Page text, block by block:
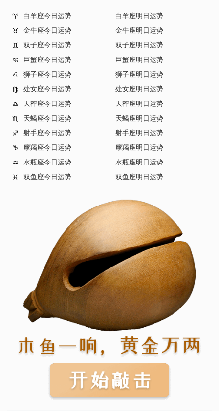
♈ 白羊座今日运势
白羊座明日运势
♉
金牛座今日运势
金牛座明日运势
♊
双子座今日运势
双子座明日运势
♋
巨蟹座今日运势
巨蟹座明日运势
♌
狮子座今日运势
狮子座明日运势
♍
处女座今日运势
处女座明日运势
♎
天秤座今日运势
天秤座明日运势
♏
天蝎座今日运势
天蝎座明日运势
♐
射手座今日运势
射手座明日运势
♑
摩羯座今日运势
摩羯座明日运势
♒
水瓶座今日运势
水瓶座明日运势
♓
双鱼座今日运势 双鱼座明日运势